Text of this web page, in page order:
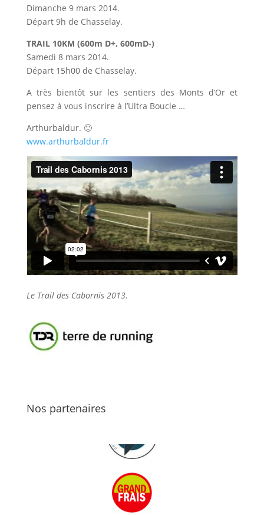
Dimanche 9 mars 2014.
Départ 9h de Chasselay.
TRAIL 10KM (600m D+, 600mD-)
Samedi 8 mars 2014.
Départ 15h00 de Chasselay.
A très bientôt sur les sentiers des Monts d’Or et
pensez à vous inscrire à l’Ultra Boucle …
Arthurbaldur. 🙂
www.arthurbaldur.fr
Le Trail des Cabornis 2013.
Nos partenaires